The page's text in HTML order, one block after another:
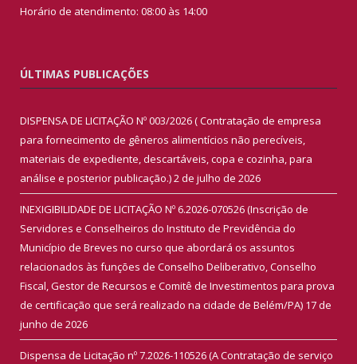
Horário de atendimento: 08:00 às 14:00
ÚLTIMAS PUBLICAÇÕES
DISPENSA DE LICITAÇÃO Nº 003/2026 ( Contratação de empresa
para fornecimento de gêneros alimentícios não perecíveis,
materiais de expediente, descartáveis, copa e cozinha, para
análise e posterior publicação.)2 de julho de 2026
INEXIGIBILIDADE DE LICITAÇÃO Nº 6.2026-070526 (Inscrição de
Servidores e Conselheiros do Instituto de Previdência do
Município de Breves no curso que abordará os assuntos
relacionados às funções de Conselho Deliberativo, Conselho
Fiscal, Gestor de Recursos e Comitê de Investimentos para prova
de certificação que será realizado na cidade de Belém/PA) 17 de
junho de 2026
Dispensa de Licitação nº 7.2026-110526 (A Contratação de serviço